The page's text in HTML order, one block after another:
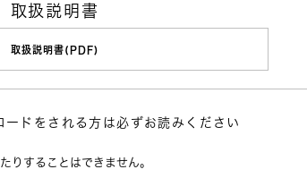
取扱説明書
取扱説明書(PDF)
ドをされる方は必ずお読みください
りすることはできません。